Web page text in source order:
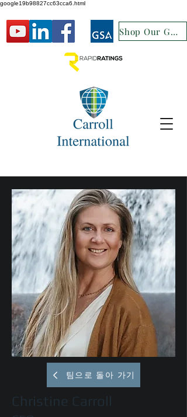
google19b98827cc63cca6.html
Shop Our GSA
팀으로 돌아 가기
Christine Carroll